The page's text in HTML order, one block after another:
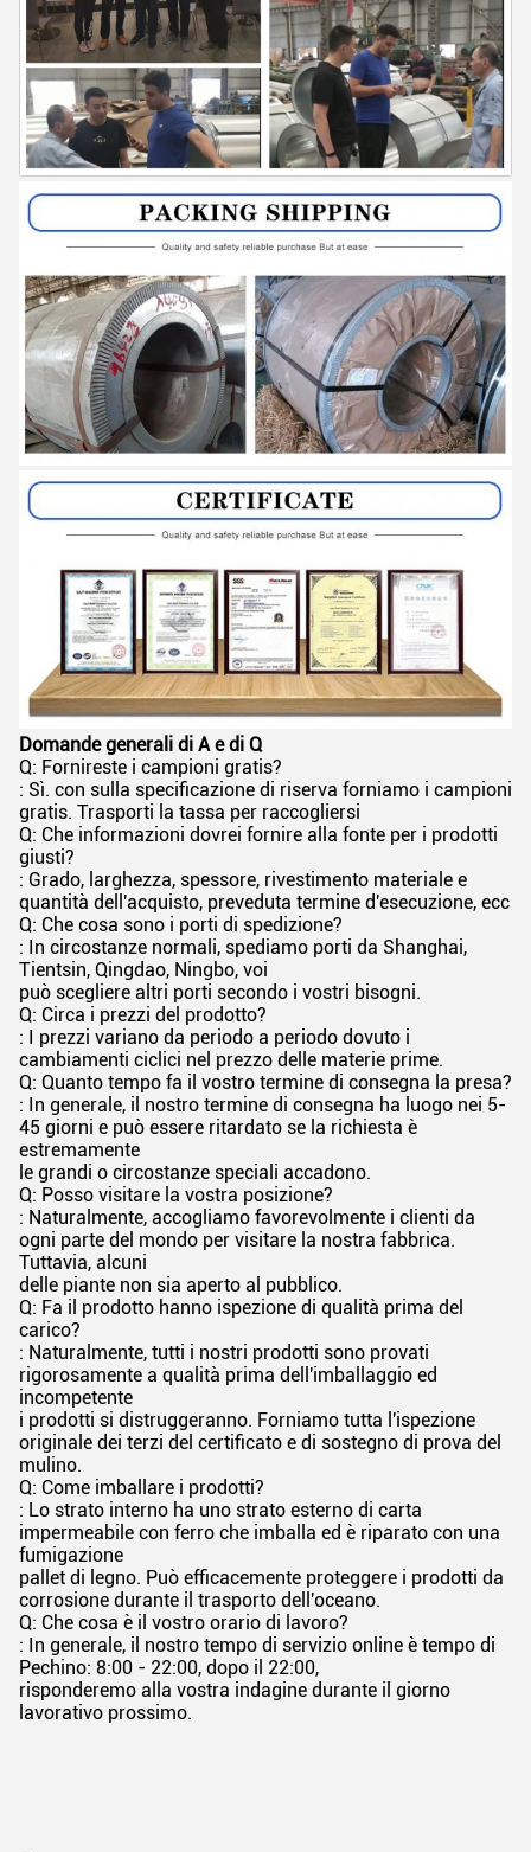
Domande generali di A e di Q
Q: Fornireste i campioni gratis?
: Sì. con sulla specificazione di riserva forniamo i campioni
gratis. Trasporti la tassa per raccogliersi
Q: Che informazioni dovrei fornire alla fonte per i prodotti
giusti?
: Grado, larghezza, spessore, rivestimento materiale e
quantità dell'acquisto, preveduta termine d'esecuzione, ecc
Q: Che cosa sono i porti di spedizione?
: In circostanze normali, spediamo porti da Shanghai,
Tientsin, Qingdao, Ningbo, voi
può scegliere altri porti secondo i vostri bisogni.
Q: Circa i prezzi del prodotto?
: I prezzi variano da periodo a periodo dovuto i
cambiamenti ciclici nel prezzo delle materie prime.
Q: Quanto tempo fa il vostro termine di consegna la presa?
: In generale, il nostro termine di consegna ha luogo nei 5-
45 giorni e può essere ritardato se la richiesta è
estremamente
le grandi o circostanze speciali accadono.
Q: Posso visitare la vostra posizione?
: Naturalmente, accogliamo favorevolmente i clienti da
ogni parte del mondo per visitare la nostra fabbrica.
Tuttavia, alcuni
delle piante non sia aperto al pubblico.
Q: Fa il prodotto hanno ispezione di qualità prima del
carico?
: Naturalmente, tutti i nostri prodotti sono provati
rigorosamente a qualità prima dell'imballaggio ed
incompetente
i prodotti si distruggeranno. Forniamo tutta l'ispezione
originale dei terzi del certificato e di sostegno di prova del
mulino.
Q: Come imballare i prodotti?
: Lo strato interno ha uno strato esterno di carta
impermeabile con ferro che imballa ed è riparato con una
fumigazione
pallet di legno. Può efficacemente proteggere i prodotti da
corrosione durante il trasporto dell'oceano.
Q: Che cosa è il vostro orario di lavoro?
: In generale, il nostro tempo di servizio online è tempo di
Pechino: 8:00 - 22:00, dopo il 22:00,
risponderemo alla vostra indagine durante il giorno
lavorativo prossimo.